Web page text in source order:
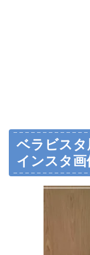
ベラビスタ
インスタ画